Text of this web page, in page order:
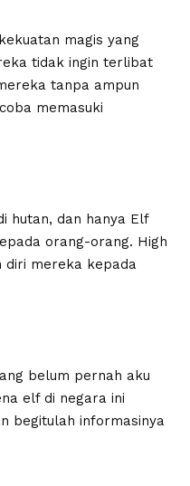
magis yang
tidak ingin terlibat
tanpa ampun
memasuki
hutan, dan hanya Elf
orang-orang. High
diri mereka kepada
belum pernah aku
elf di negara ini
begitulah informasinya